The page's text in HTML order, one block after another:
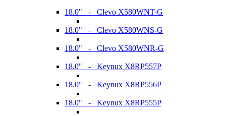
18.0" - Clevo X580WNT-G
18.0" - Clevo X580WNS-G
18.0" - Clevo X580WNR-G
18.0" - Keynux X8RP557P
18.0" - Keynux X8RP556P
18.0" - Keynux X8RP555P